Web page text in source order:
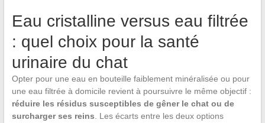
Eau cristalline versus eau filtrée
: quel choix pour la santé
urinaire du chat
Opter pour une eau en bouteille faiblement minéralisée ou pour
une eau filtrée à domicile revient à poursuivre le même objectif :
réduire les résidus susceptibles de gêner le chat ou de
surcharger ses reins. Les écarts entre les deux options